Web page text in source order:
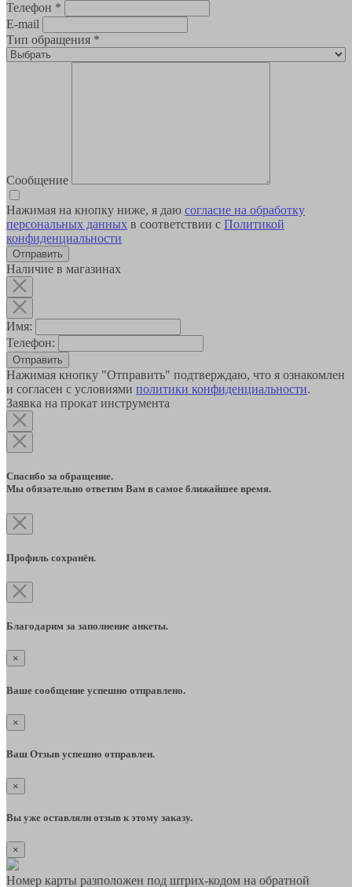
Телефон *
E-mail
Тип обращения *
Сообщение
Нажимая на кнопку ниже, я даю согласие на обработку
персональных данных в соответствии с Политикой
конфиденциальности
Наличие в магазинах
Имя:
Телефон:
Отправить
Нажимая кнопку "Отправить" подтверждаю, что я ознакомлен
и согласен с условиями политики конфиденциальности.
Заявка на прокат инструмента
Спасибо за обращение.
Мы обязательно ответим Вам в самое ближайшее время.
Профиль сохранён.
Благодарим за заполнение анкеты.
×
Ваше сообщение успешно отправлено.
×
Ваш Отзыв успешно отправлен.
×
Вы уже оставляли отзыв к этому заказу.
×
Номер карты разположен под штрих-кодом на обратной